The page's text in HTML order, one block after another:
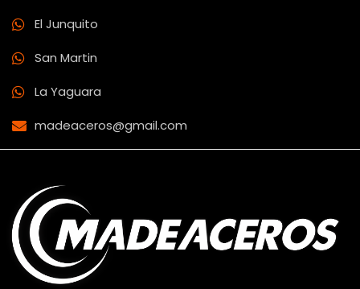
El Junquito
San Martin
La Yaguara
madeaceros@gmail.com